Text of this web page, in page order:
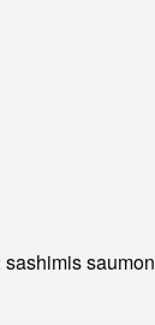
saumon